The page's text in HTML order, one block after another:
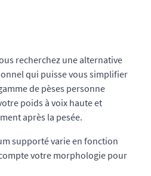
recherchez une alternative
qui puisse vous simplifier
de pèses personne
poids à voix haute et
après la pesée.
supporté varie en fonction
votre morphologie pour